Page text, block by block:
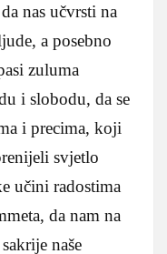
nas učvrsti na
a posebno
zuluma
i slobodu, da se
i precima, koji
svjetlo
učini radostima
da nam na
naše